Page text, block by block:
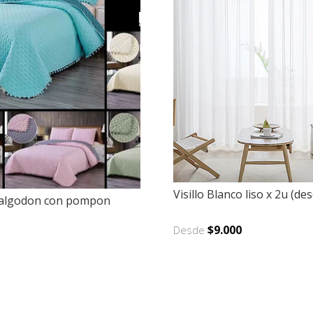
con pompon Visillo Blanco liso x 2u
Desde $9.000